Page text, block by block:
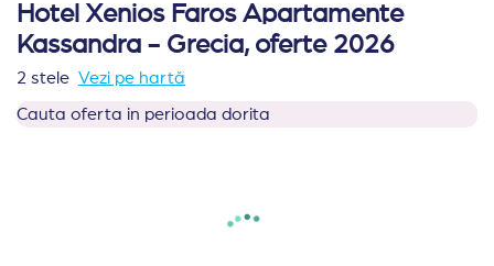
Hotel Xenios Faros Apartamente
Kassandra - Grecia, oferte 2026
2 stele Vezi pe hartă
Cauta oferta in perioada dorita